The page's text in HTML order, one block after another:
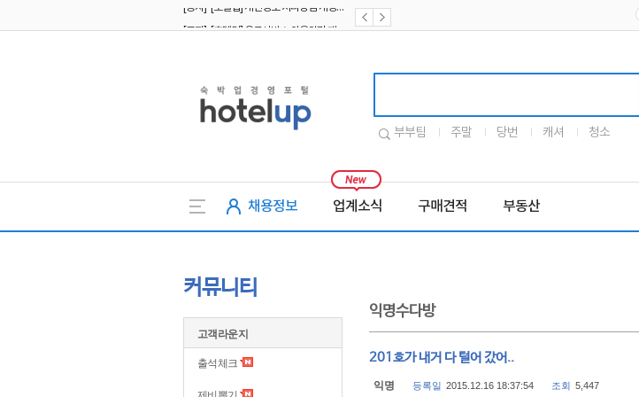
부부팀 주말 당번 캐셔 청소
채용정보 업계소식 구매견적 부동산
커뮤니티
고객라운지
출석체크
익명수다방
201호가 내거 다 털어 갔어..
익명 등록일 2015.12.16 18:37:54 조회 5,447